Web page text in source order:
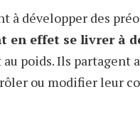
à développer des
en effet se livrer à
poids. Ils partagent
ou modifier leur